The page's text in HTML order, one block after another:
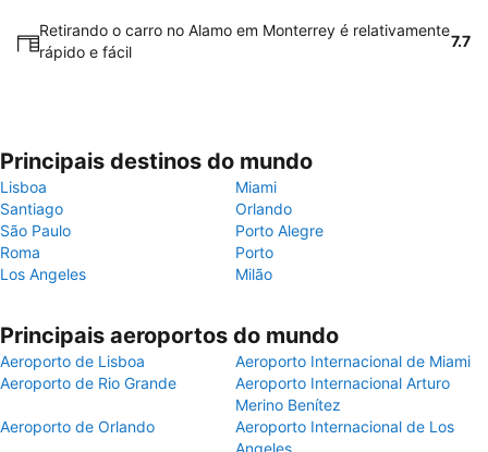
Retirando o carro no Alamo em Monterrey é relativamente
rápido e fácil
7.7
Principais destinos do mundo
Lisboa
Miami
Santiago
Orlando
São Paulo
Porto Alegre
Roma
Porto
Los Angeles
Milão
Principais aeroportos do mundo
Aeroporto de Lisboa
Aeroporto Internacional de Miami
Aeroporto de Rio Grande
Aeroporto Internacional Arturo
Merino Benítez
Aeroporto de Orlando
Aeroporto Internacional de Los
Angeles